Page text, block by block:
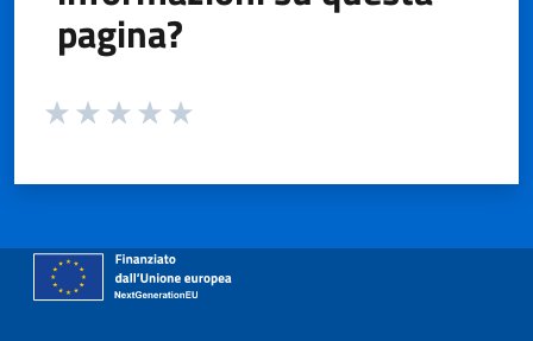
pagina?
Valuta da 1 a 5 stelle la pagina